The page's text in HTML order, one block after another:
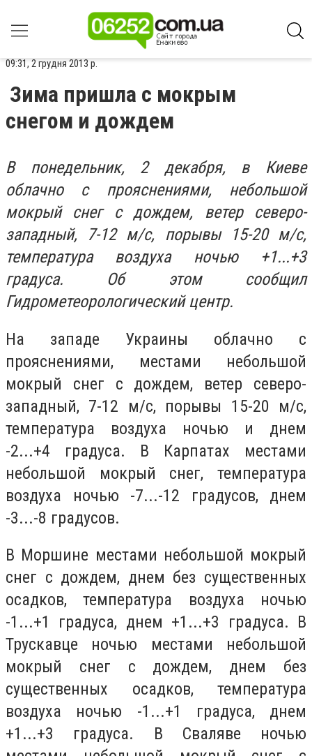
09:31, 2 грудня 2013 р.
Зима пришла с мокрым
снегом и дождем
В понедельник, 2 декабря, в Киеве
облачно с прояснениями, небольшой
мокрый снег с дождем, ветер северо-
западный, 7-12 м/с, порывы 15-20 м/с,
температура воздуха ночью +1...+3
градуса. Об этом сообщил
Гидрометеорологический центр.
На западе Украины облачно с
прояснениями, местами небольшой
мокрый снег с дождем, ветер северо-
западный, 7-12 м/с, порывы 15-20 м/с,
температура воздуха ночью и днем
-2...+4 градуса. В Карпатах местами
небольшой мокрый снег, температура
воздуха ночью -7...-12 градусов, днем
-3...-8 градусов.
В Моршине местами небольшой мокрый
снег с дождем, днем без существенных
осадков, температура воздуха ночью
-1...+1 градуса, днем +1...+3 градуса. В
Трускавце ночью местами небольшой
мокрый снег с дождем, днем без
существенных осадков, температура
воздуха ночью -1...+1 градуса, днем
+1...+3 градуса. В Сваляве ночью